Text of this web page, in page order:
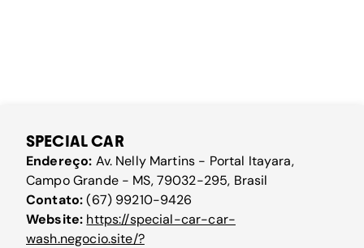
SPECIAL CAR
Endereço: Av. Nelly Martins - Portal Itayara,
Campo Grande - MS, 79032-295, Brasil
Contato:(67) 99210-9426
Website: https://special-car-car-
wash.negocio.site/?